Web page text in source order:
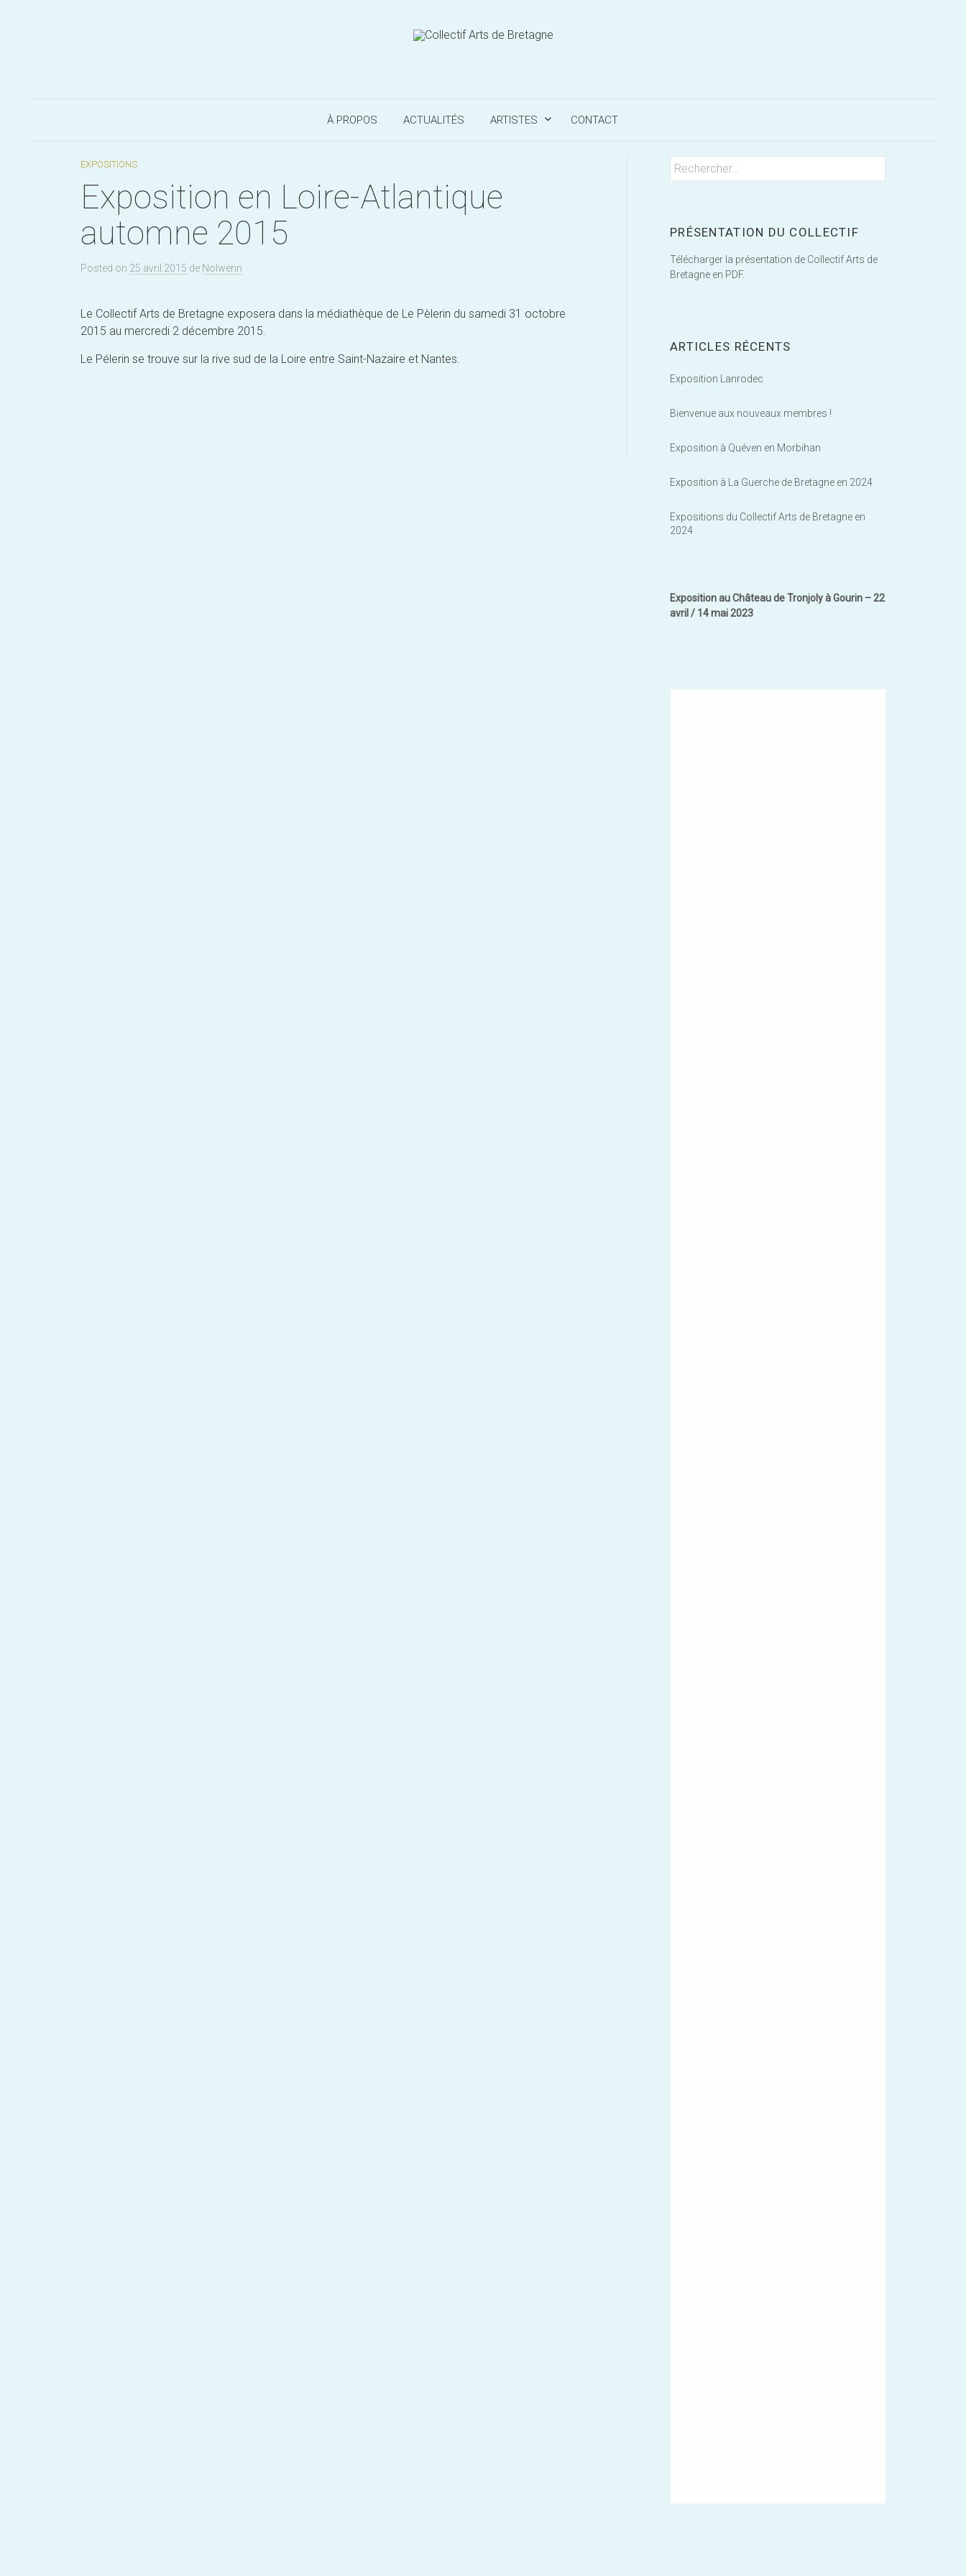
À PROPOS ACTUALITÉS ARTISTES CONTACT
EXPOSITIONS
Exposition en Loire-Atlantique
automne 2015
Posted on 25 avril 2015 de Nolwenn
Le Collectif Arts de Bretagne exposera dans la médiathèque de Le Pèlerin du samedi 31 octobre
2015 au mercredi 2 décembre 2015.
Le Pélerin se trouve sur la rive sud de la Loire entre Saint-Nazaire et Nantes.
Rechercher :
PRÉSENTATION DU COLLECTIF
Télécharger la présentation de Collectif Arts de
Bretagne en PDF.
ARTICLES RÉCENTS
Exposition Lanrodec
Bienvenue aux nouveaux membres !
Exposition à Quéven en Morbihan
Exposition à La Guerche de Bretagne en 2024
Expositions du Collectif Arts de Bretagne en
2024
Exposition au Château de Tronjoly à Gourin – 22
avril / 14 mai 2023